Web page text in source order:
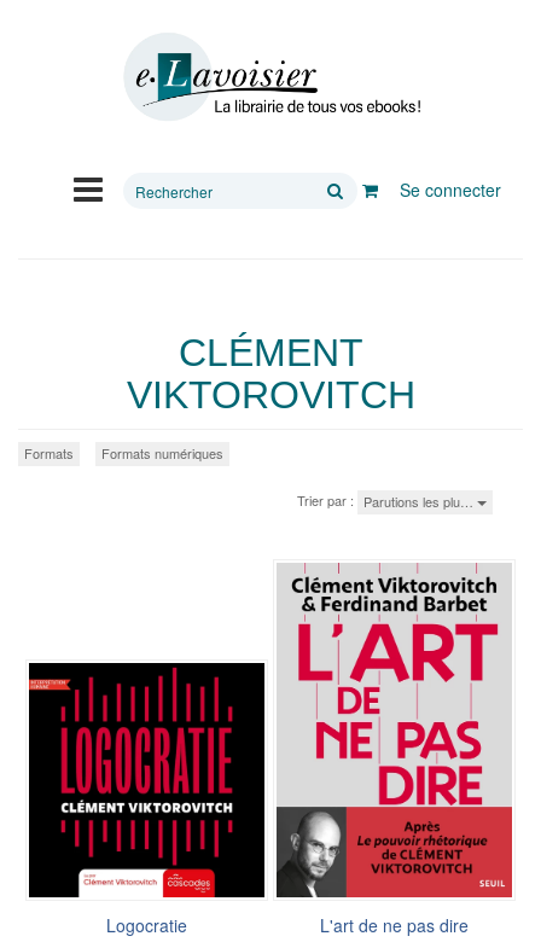
Rechercher
Se connecter
CLÉMENT
VIKTOROVITCH
Formats Formats numériques
Trier par : Parutions les plu…
Logocratie L'art de ne pas dire